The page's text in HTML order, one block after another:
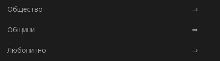
Общество ⇒
Общини ⇒
Любопитно ⇒